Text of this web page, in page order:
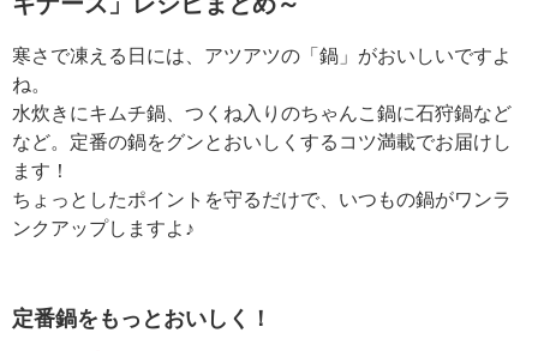
う
N
K
エ
ケ
ナ
寒さで凍える日には、アツアツの「鍋」がおいしいですよ
ね。
水炊きにキムチ鍋、つくね入りのちゃんこ鍋に石狩鍋など
など。定番の鍋をグンとおいしくするコツ満載でお届けし
ます！
ちょっとしたポイントを守るだけで、いつもの鍋がワンラ
ンクアップしますよ♪
定番鍋をもっとおいしく！